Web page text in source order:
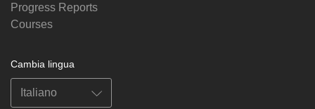
Progress Reports
Courses
Cambia lingua